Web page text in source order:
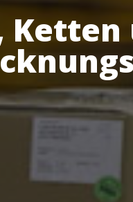
Ketten